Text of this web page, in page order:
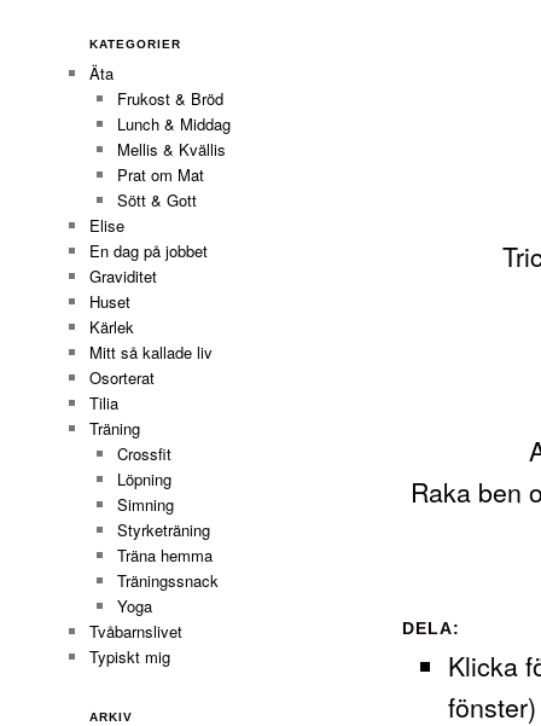
Raka ben
DELA:
Klicka
fönster)
KATEGORIER
Äta
Frukost & Bröd
Lunch & Middag
Mellis & Kvällis
Prat om Mat
Sött & Gott
Elise
En dag på jobbet
Graviditet
Huset
Kärlek
Mitt så kallade liv
Osorterat
Tilia
Träning
Crossfit
Löpning
Simning
Styrketräning
Träna hemma
Träningssnack
Yoga
Tvåbarnslivet
Typiskt mig
ARKIV